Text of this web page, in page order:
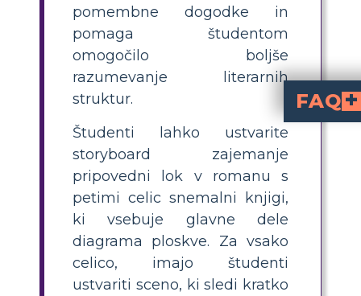
pomembne dogodke in
pomaga študentom
omogočilo boljše
razumevanje literarnih
struktur.
Študenti lahko ustvarite
storyboard zajemanje
pripovedni lok v romanu s
petimi celic snemalni knjigi,
ki vsebuje glavne dele
diagrama ploskve. Za vsako
celico, imajo študenti
ustvariti sceno, ki sledi kratko
FAQ